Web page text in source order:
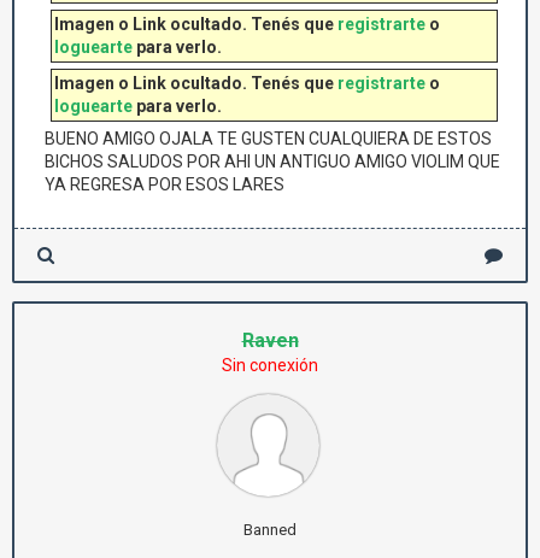
Imagen o Link ocultado. Tenés que registrarte o
loguearte para verlo.
Imagen o Link ocultado. Tenés que registrarte o
loguearte para verlo.
BUENO AMIGO OJALA TE GUSTEN CUALQUIERA DE ESTOS
BICHOS SALUDOS POR AHI UN ANTIGUO AMIGO VIOLIM QUE
YA REGRESA POR ESOS LARES
Raven
Sin conexión
Banned